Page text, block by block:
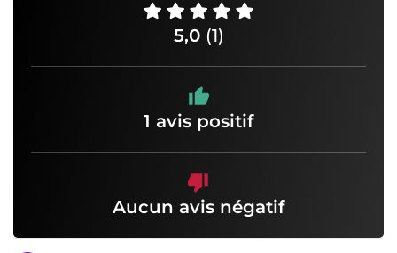
5,0 (1)
1 avis positif
Aucun avis négatif